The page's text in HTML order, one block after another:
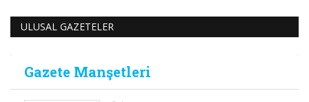
ULUSAL GAZETELER